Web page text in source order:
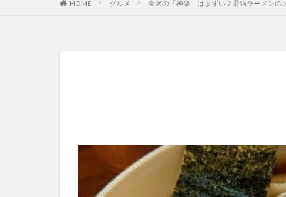
HOME グルメ 金沢の「神楽」はまずい？最強ラーメンの